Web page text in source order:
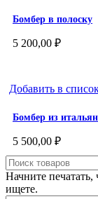
Бомбер в полоску
5 200,00 ₽
Добавить в
Бомбер из
5 500,00 ₽
Начните
ищете.